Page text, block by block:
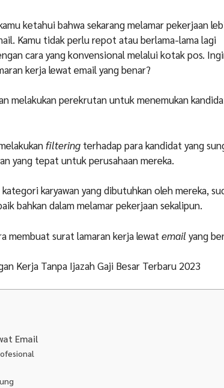
ketahui bahwa sekarang melamar pekerjaan
Kamu tidak perlu repot atau berlama-lama lagi
cara yang konvensional melalui kotak pos.
kerja lewat email yang benar?
melakukan perekrutan untuk menemukan
filtering terhadap para kandidat yang
yang tepat untuk perusahaan mereka.
karyawan yang dibutuhkan oleh mereka,
bahkan dalam melamar pekerjaan sekalipun.
membuat surat lamaran kerja lewat email yang
Kerja Tanpa Ijazah Gaji Besar Terbaru 2023
Email